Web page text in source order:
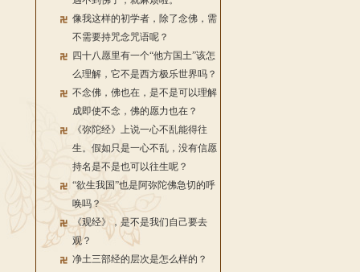
像我这样的初学者，除了念佛，需
不需要持咒念咒语呢？
四十八愿里有一个“他方国土”该怎
么理解，它不是西方极乐世界吗？
不念佛，佛也在，是不是可以理解
成即使不念，佛的愿力也在？
《弥陀经》上说一心不乱能得往
生。假如只是一心不乱，没有信愿
持名是不是也可以往生呢？
“欲生我国”也是阿弥陀佛急切的呼
唤吗？
《观经》，是不是我们自己要去
观？
净土三部经的层次是怎么样的？